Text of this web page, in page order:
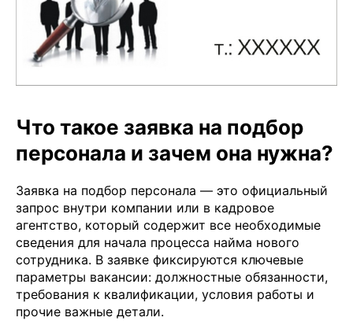
Что такое заявка на подбор
персонала и зачем она нужна?
Заявка на подбор персонала — это официальный
запрос внутри компании или в кадровое
агентство, который содержит все необходимые
сведения для начала процесса найма нового
сотрудника. В заявке фиксируются ключевые
параметры вакансии: должностные обязанности,
требования к квалификации, условия работы и
прочие важные детали.